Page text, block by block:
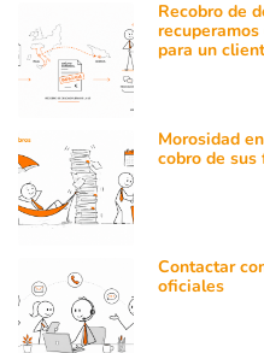
Recobro de
para un
Morosidad
cobro de sus
Contactar
oficiales